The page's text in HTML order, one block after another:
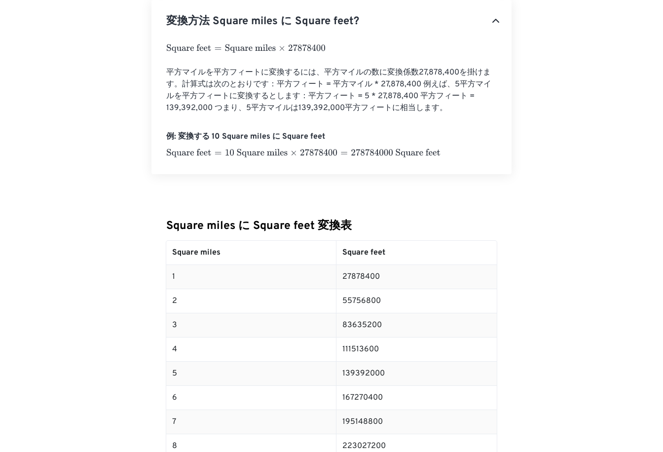
変換方法 Square miles に Square feet?
Square feet= Square miles×27878400
平方マイルを平方フィートに変換するには、平方マイルの数に変換係数27,878,400を掛けま
す。計算式は次のとおりです：平方フィート = 平方マイル * 27,878,400 例えば、5平方マイ
ルを平方フィートに変換するとします：平方フィート = 5 * 27,878,400 平方フィート =
139,392,000 つまり、5平方マイルは139,392,000平方フィートに相当します。
例: 変換する 10 Square miles に Square feet
Square feet= 10 Square miles×27878400=278784000 Square feet
Square miles に Square feet 変換表
Square miles Square feet
1 27878400
2 55756800
3 83635200
4 111513600
5 139392000
6 167270400
7 195148800
8 223027200